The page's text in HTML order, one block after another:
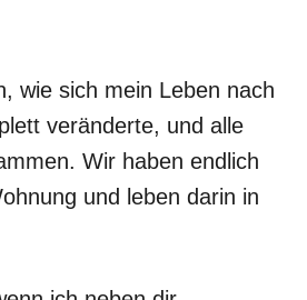
wie sich mein Leben nach
veränderte, und alle
Wir haben endlich
und leben darin in